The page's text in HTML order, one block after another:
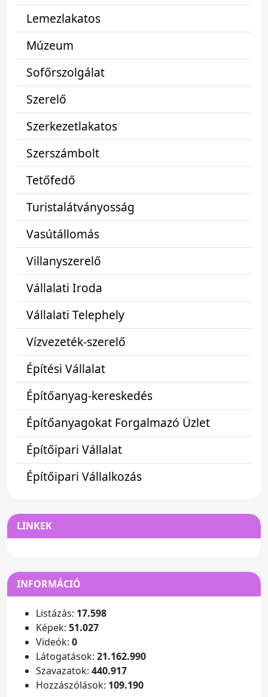
Lemezlakatos
Múzeum
Sofőrszolgálat
Szerelő
Szerkezetlakatos
Szerszámbolt
Tetőfedő
Turistalátványosság
Vasútállomás
Villanyszerelő
Vállalati Iroda
Vállalati Telephely
Vízvezeték-szerelő
Építési Vállalat
Építőanyag-kereskedés
Építőanyagokat Forgalmazó Üzlet
Építőipari Vállalat
Építőipari Vállalkozás
LINKEK
INFORMÁCIÓ
Listázás: 17.598
Képek: 51.027
Videók: 0
Látogatások: 21.162.990
Szavazatok: 440.917
Hozzászólások: 109.190